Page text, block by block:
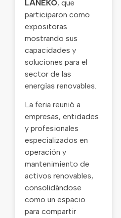
LANEKO, que
participaron como
expositoras
mostrando sus
capacidades y
soluciones para el
sector de las
energías renovables.
La feria reunió a
empresas, entidades
y profesionales
especializados en
operación y
mantenimiento de
activos renovables,
consolidándose
como un espacio
para compartir